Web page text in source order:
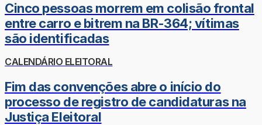
Cinco pessoas morrem em colisão frontal
entre carro e bitrem na BR-364; vítimas
são identificadas
CALENDÁRIO ELEITORAL
Fim das convenções abre o início do
processo de registro de candidaturas na
Justiça Eleitoral